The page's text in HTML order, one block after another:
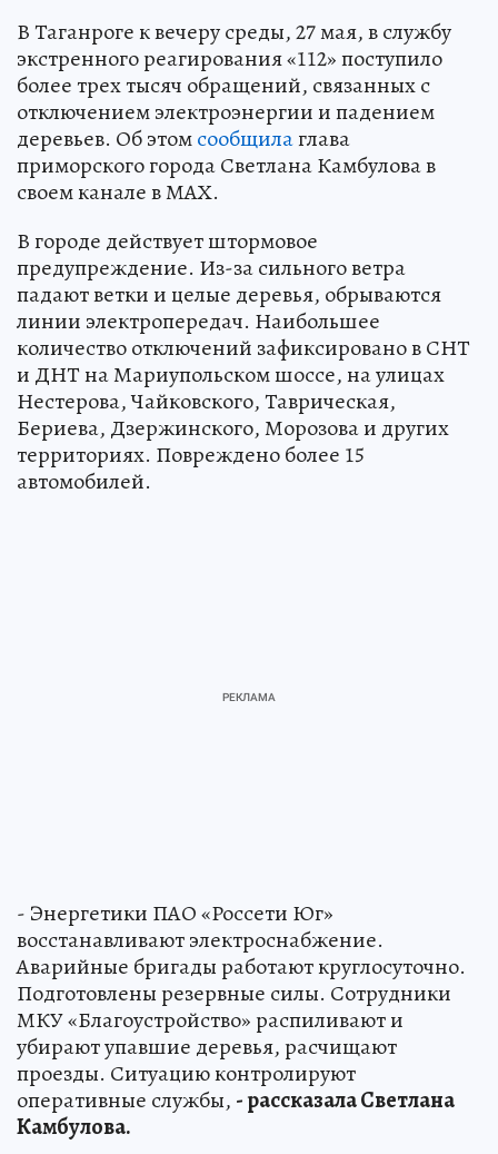
В Таганроге к вечеру среды, 27 мая, в службу
экстренного реагирования «112» поступило
более трех тысяч обращений, связанных с
отключением электроэнергии и падением
деревьев. Об этомсообщилаглава
приморского города Светлана Камбулова в
своем канале в МАХ.
В городе действует штормовое
предупреждение. Из-за сильного ветра
падают ветки и целые деревья, обрываются
линии электропередач. Наибольшее
количество отключений зафиксировано в СНТ
и ДНТ на Мариупольском шоссе, на улицах
Нестерова, Чайковского, Таврическая,
Бериева, Дзержинского, Морозова и других
территориях. Повреждено более 15
автомобилей.
- Энергетики ПАО «Россети Юг»
восстанавливают электроснабжение.
Аварийные бригады работают круглосуточно.
Подготовлены резервные силы. Сотрудники
МКУ «Благоустройство» распиливают и
убирают упавшие деревья, расчищают
проезды. Ситуацию контролируют
оперативные службы, - рассказала Светлана
Камбулова.